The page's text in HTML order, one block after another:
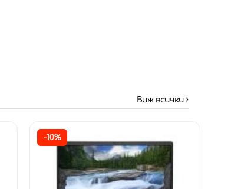
Виж всички
-10%